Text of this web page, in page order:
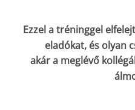
Ezzel a tréninggel
eladókat, és olyan
akár a meglévő